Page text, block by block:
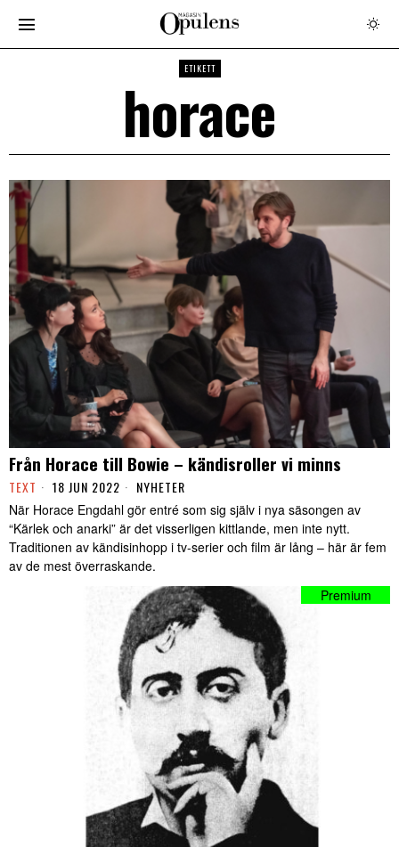
ETIKETT
horace
Från Horace till Bowie – kändisroller vi minns
TEXT 18 JUN 2022 NYHETER
När Horace Engdahl gör entré som sig själv i nya säsongen av
“Kärlek och anarki” är det visserligen kittlande, men inte nytt.
Traditionen av kändisinhopp i tv-serier och film är lång – här är fem
av de mest överraskande.